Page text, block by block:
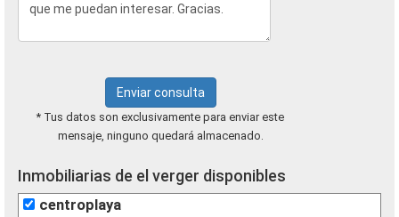
Enviar consulta
* Tus datos son exclusivamente para enviar este
mensaje, ninguno quedará almacenado.
Inmobiliarias de el verger disponibles
centroplaya